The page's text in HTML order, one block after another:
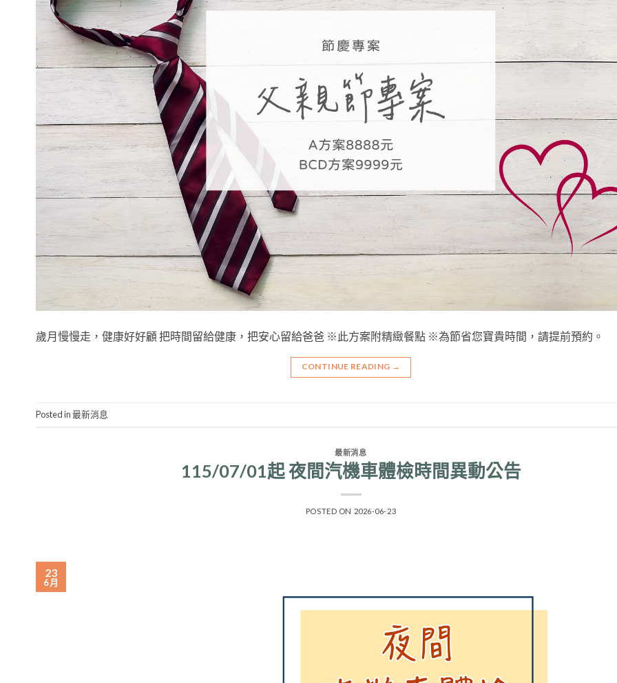
歲月慢慢走，健康好好顧 把時間留給健康，把安心留給爸爸 ※此方案附精緻餐點 ※為節省您寶貴時間，請提前預約。
CONTINUE READING →
Posted in最新消息
最新消息
115/07/01起 夜間汽機車體檢時間異動公告
POSTED ON 2026-06-23
23
6 月